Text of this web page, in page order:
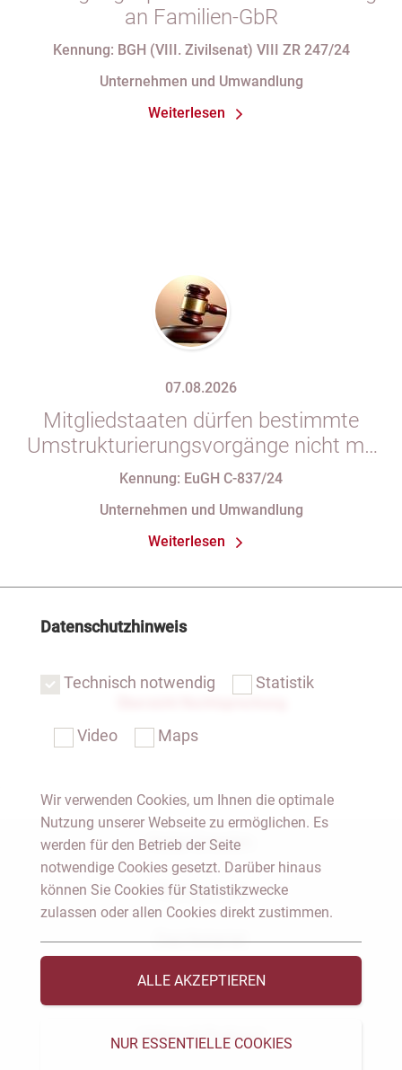
an Familien-GbR
Kennung: BGH (VIII. Zivilsenat) VIII ZR 247/24
Unternehmen und Umwandlung
Weiterlesen
07.08.2026
Mitgliedstaaten dürfen bestimmte
Umstrukturierungsvorgänge nicht mit
indirekten Steuern belasten
Kennung: EuGH C-837/24
Unternehmen und Umwandlung
Weiterlesen
Notar Dresden
Fachgebiete
Das Notariat
Vorträge & Veröffentlichungen
Videos & Podcast
Datenschutzhinweis
Technisch notwendig Statistik
Video Maps
Wir verwenden Cookies, um Ihnen die optimale
Nutzung unserer Webseite zu ermöglichen. Es
werden für den Betrieb der Seite
notwendige Cookies gesetzt. Darüber hinaus
können Sie Cookies für Statistikzwecke
zulassen oder allen Cookies direkt zustimmen.
ALLE AKZEPTIEREN
NUR ESSENTIELLE COOKIES